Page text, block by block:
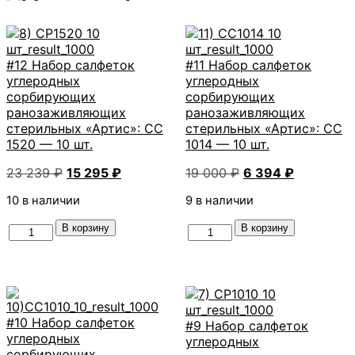
#12 Набор салфеток
углеродных
сорбирующих
ранозаживляющих
стерильных «Артис»: СС
1520 — 10 шт.
23 239₽ Первоначальная
составляла
23
239 ₽.
15 295 ₽Текущая
10 в наличии
Количество
товара
салфеток
углеродных
сорбирующих
ранозаживляющих
В корзину
#11 Набор салфеток
углеродных
сорбирующих
ранозаживляющих
стерильных «Артис»: СС
1014 — 10 шт.
19 000₽ Первоначальная
составляла
19
000 ₽.
6 394 ₽Текущая
394 ₽.
9 в наличии
Количество
товара
салфеток
углеродных
сорбирующих
ранозаживляющих
В корзину
#10 Набор салфеток
углеродных
#9 Набор салфеток
углеродных